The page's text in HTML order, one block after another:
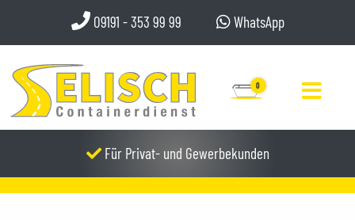
09191 - 353 99 99 WhatsApp
0
Für Privat- und Gewerbekunden